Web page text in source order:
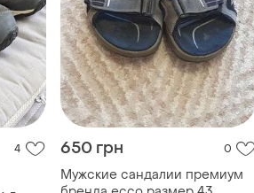
4 650 грн 0
Мужские сандалии премиум